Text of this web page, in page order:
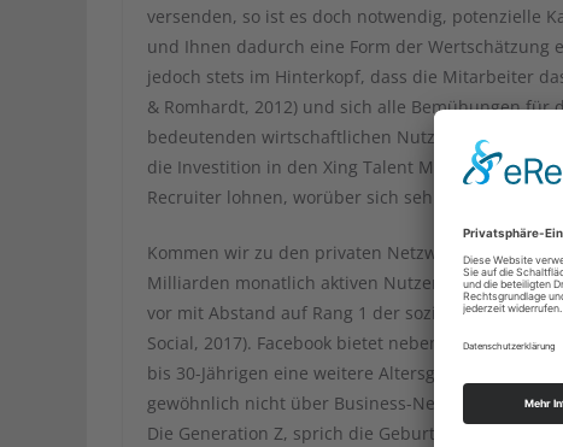
versenden, so ist es doch notwendig, potenzielle
und Ihnen dadurch eine Form der Wertschätzung
jedoch stets im Hinterkopf, dass die Mitarbeiter
& Romhardt, 2012) und sich alle Bemühungen
bedeutenden wirtschaftlichen Nutzen äußern
die Investition in den Xing Talent Manager
Recruiter lohnen, worüber sich sehr gezielt
Kommen wir zu den privaten Netzwerken. Mit
Milliarden monatlich aktiven Nutzern ist Facebook
vor mit Abstand auf Rang 1 der sozialen
Social, 2017). Facebook bietet neben den heiß
bis 30-Jährigen eine weitere Altersgruppe, die sich
gewöhnlich nicht über Business-Netzwerke
Die Generation Z, sprich die Geburtenjahrgänge ab